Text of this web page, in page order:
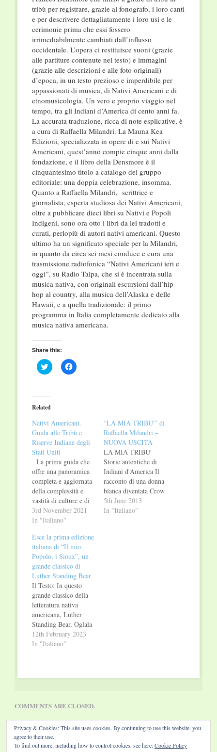
tribù per registrare, grazie al fonografo, i loro canti
e per descrivere dettagliatamente i loro usi e le
cerimonie prima che essi fossero
irrimediabilmente cambiati dall’influsso
occidentale. L’opera ci restituisce suoni (grazie
alle partiture contenute nel testo) e immagini
(grazie alle descrizioni e alle foto originali)
d’epoca, in un testo prezioso e imperdibile per
appassionati di musica, di Nativi Americani e di
etnomusicologia. Un vero e proprio viaggio nel
tempo, tra gli Indiani d’America di cento anni fa.
La accurata traduzione, ricca di note esplicative, è
a cura di Raffaella Milandri. La Mauna Kea
Edizioni, specializzata in opere di e sui Nativi
Americani, quest’anno compie cinque anni dalla
fondazione, e il libro della Densmore è il
cinquantesimo titolo a catalogo del gruppo
editoriale: una doppia celebrazione, insomma.
Quanto a Raffaella Milandri, scrittrice e
giornalista, esperta studiosa dei Nativi Americani,
oltre a pubblicare dieci libri su Nativi e Popoli
Indigeni, sono ora otto i libri da lei tradotti e
curati, perlopiù di autori nativi americani. Questo
ultimo ha un significato speciale per la Milandri,
in quanto da circa sei mesi conduce e cura una
trasmissione radiofonica “Nativi Americani ieri e
oggi”, su Radio Talpa, che si è incentrata sulla
musica nativa, con originali escursioni dall’hip
hop al country, alla musica dell’Alaska e delle
Hawaii, e a quella tradizionale: il primo
programma in Italia completamente dedicato alla
musica nativa americana.
Share this:
Click
to
(Opens
in
new
Click
to
Related
Nativi Americani.
Guida alle Tribù e
Riserve Indiane degli
Stati Uniti
La prima guida che
offre una panoramica
completa e aggiornata
della complessità e
vastità di culture e di
tribù di Nativi
Americani degli Stati
Alaska e a Hawaii. Un
testo, nell’ottica anche
di aiutare con il
turismo le economie
delle Nazioni Indiane,
da consultare per
abbracciare…
3rd November 2021
In "Italiano"
“LA MIA TRIBU'” di
Raffaella Milandri –
NUOVA USCITA
LA MIA TRIBU'
Storie autentiche di
Indiani d'America Il
racconto di una donna
bianca diventata Crow
"Quando ero bambina,
divoravo i fumetti di
5th June 2013
In "Italiano"
Esce la prima edizione
italiana di “Il mio
Popolo, i Sioux”, un
grande classico di
Luther Standing Bear
Il Testo: In questo
grande classico della
letteratura nativa
americana, Luther
Standing Bear, Oglala
Lakota, narra la sua
mirabile vita e quella
della storia del West
che incrociano la sua
strada. Nella sua…
12th February 2023
In "Italiano"
COMMENTS ARE CLOSED.
Privacy & Cookies: This site uses cookies. By continuing to use this website, you
agree to their use.
To find out more, including how to control cookies, see here:Cookie Policy